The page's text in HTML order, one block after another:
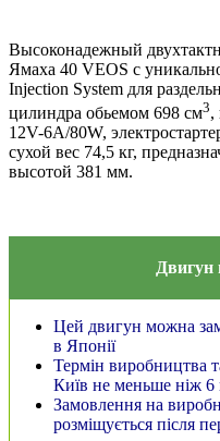
Высоконадежный
Ямаха 40 VEOS с
Injection System для
цилиндра обьемом 698 см3,
12V-6A/80W,
сухой вес 74,5 кг,
высотой 381 мм.
Двигун
Цей двигун можна
в Японії
Термін виробництва
Київ не меньше ніж 6
Замовлення на
розміщується після